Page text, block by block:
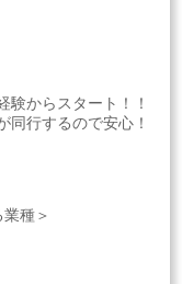
からスタート！！
同行するので安心！
種＞